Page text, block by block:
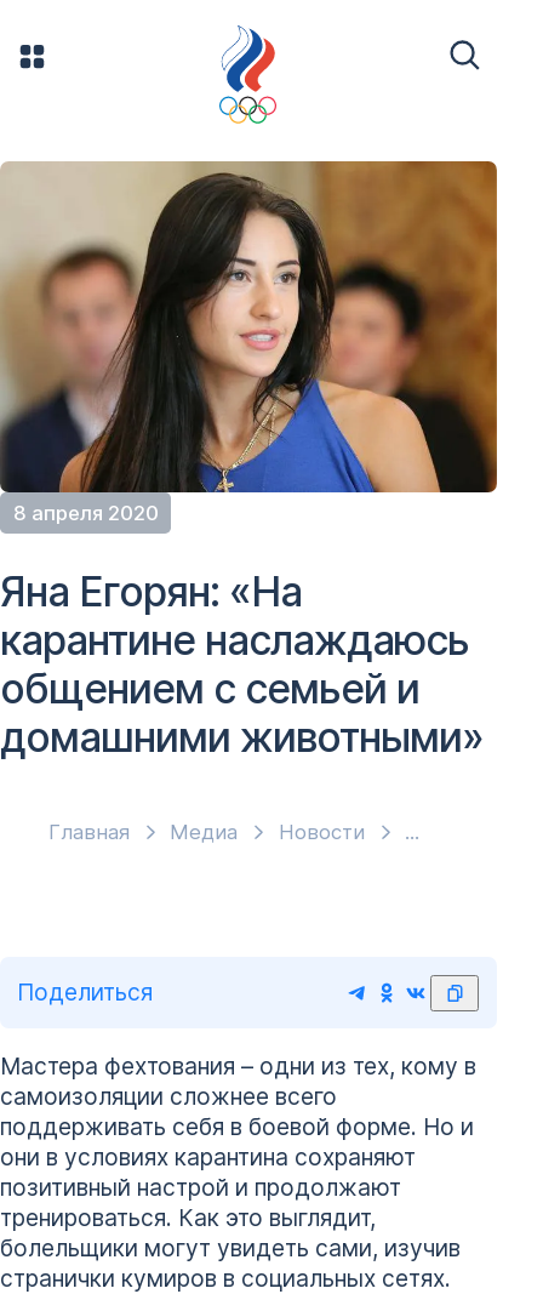
8 апреля 2020
Главная Медиа Новости
Яна Егорян: «На
карантине наслаждаюсь
общением с семьей и
домашними животными»
Поделиться
Мастера фехтования – одни из тех, кому в
самоизоляции сложнее всего
поддерживать себя в боевой форме. Но и
они в условиях карантина сохраняют
позитивный настрой и продолжают
тренироваться. Как это выглядит,
болельщики могут увидеть сами, изучив
странички кумиров в социальных сетях.